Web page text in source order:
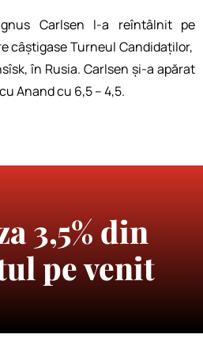
Carlsen l-a reîntâlnit pe
câștigase Turneul Candidaților,
în Rusia. Carlsen și-a apărat
Anand cu 6,5 – 4,5.
3,5% din
pe venit